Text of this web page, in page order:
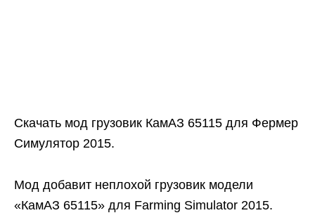
Скачать мод грузовик КамАЗ 65115 для Фермер
Симулятор 2015.
Мод добавит неплохой грузовик модели
«КамАЗ 65115» для Farming Simulator 2015.